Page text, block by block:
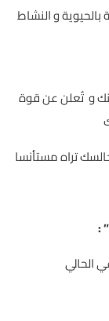
و النشاط
و تُعلن عن قوة
تراه مستأنسا
الحالي